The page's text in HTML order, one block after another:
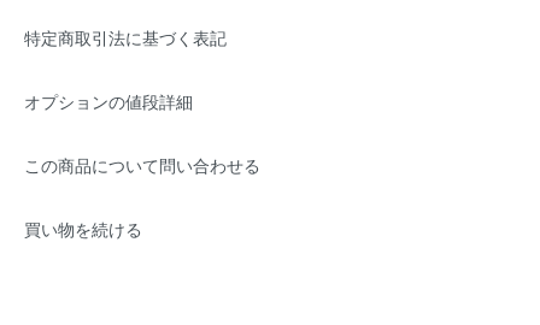
特定商取引法に基づく表記
オプションの値段詳細
この商品について問い合わせる
買い物を続ける